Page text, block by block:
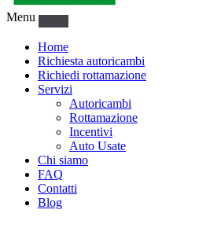
Menu
Home
Richiesta autoricambi
Richiedi rottamazione
Servizi
Autoricambi
Rottamazione
Incentivi
Auto Usate
Chi siamo
FAQ
Contatti
Blog